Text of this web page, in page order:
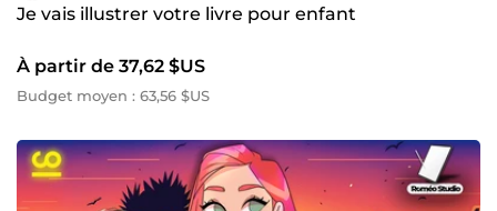
Je vais illustrer votre livre pour enfant
À partir de 37,62 $US
Budget moyen : 63,56 $US